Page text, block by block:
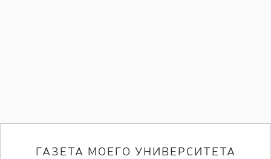
ГАЗЕТА МОЕГО УНИВЕРСИТЕТА